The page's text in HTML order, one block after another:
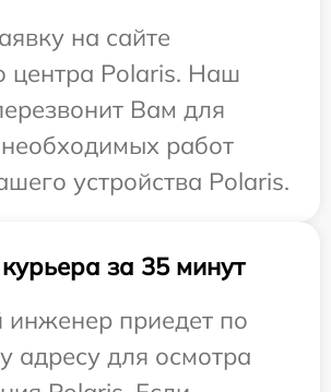
на сайте
центра Polaris. Наш
Вам для
работ
устройства Polaris.
за 35 минут
инженер приедет по
адресу для осмотра